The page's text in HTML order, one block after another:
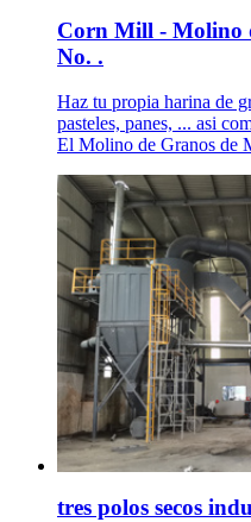
Corn Mill - Molino
No. .
Haz tu propia harina de
pasteles, panes, ... asi
El Molino de Granos de
tres polos secos